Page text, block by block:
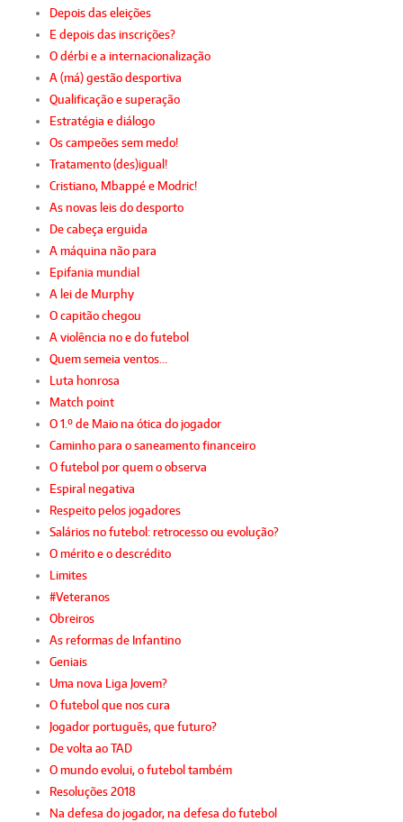
Depois das eleições
E depois das inscrições?
O dérbi e a internacionalização
A (má) gestão desportiva
Qualificação e superação
Estratégia e diálogo
Os campeões sem medo!
Tratamento (des)igual!
Cristiano, Mbappé e Modric!
As novas leis do desporto
De cabeça erguida
A máquina não para
Epifania mundial
A lei de Murphy
O capitão chegou
A violência no e do futebol
Quem semeia ventos…
Luta honrosa
Match point
O 1.º de Maio na ótica do jogador
Caminho para o saneamento financeiro
O futebol por quem o observa
Espiral negativa
Respeito pelos jogadores
Salários no futebol: retrocesso ou evolução?
O mérito e o descrédito
Limites
#Veteranos
Obreiros
As reformas de Infantino
Geniais
Uma nova Liga Jovem?
O futebol que nos cura
Jogador português, que futuro?
De volta ao TAD
O mundo evolui, o futebol também
Resoluções 2018
Na defesa do jogador, na defesa do futebol